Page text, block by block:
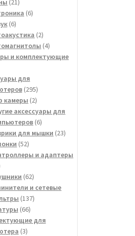
21
товар
66
66
товаров22
товара
44
товара
и комплектующие
для
295295
товаров
камеры 22
товара
аксессуары для
66
товаров
для мышки 2323
5252
товара
и адаптеры
6262
товара
и сетевые
137137
6666
товаров
для
33